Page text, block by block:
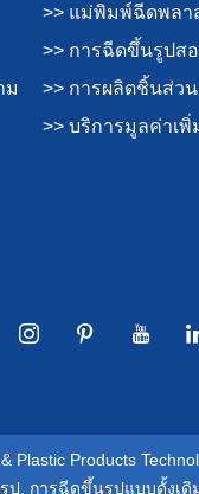
ม
>> แม่พิมพ์ฉีดพลา
>> การฉีดขึ้นรูปส
>> การผลิตชิ้นส่ว
>> บริการมูลค่าเพิ่
Plastic Products
ป การฉีดขึ้นรูปแบบดั้งเดิ